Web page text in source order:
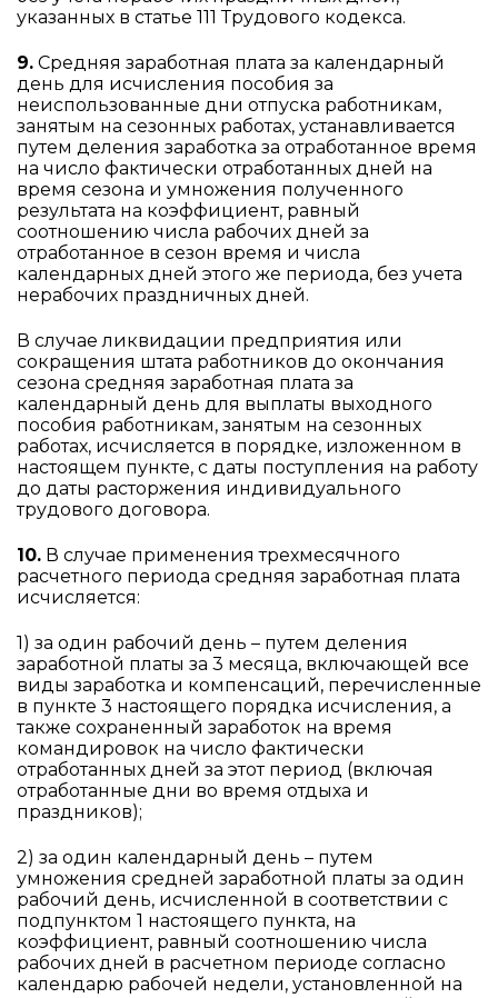
указанных в статье 111 Трудового кодекса.
9. Средняя заработная плата за календарный
день для исчисления пособия за
неиспользованные дни отпуска работникам,
занятым на сезонных работах, устанавливается
путем деления заработка за отработанное время
на число фактически отработанных дней на
время сезона и умножения полученного
результата на коэффициент, равный
соотношению числа рабочих дней за
отработанное в сезон время и числа
календарных дней этого же периода, без учета
нерабочих праздничных дней.
В случае ликвидации предприятия или
сокращения штата работников до окончания
сезона средняя заработная плата за
календарный день для выплаты выходного
пособия работникам, занятым на сезонных
работах, исчисляется в порядке, изложенном в
настоящем пункте, с даты поступления на работу
до даты расторжения индивидуального
трудового договора.
10. В случае применения трехмесячного
расчетного периода средняя заработная плата
исчисляется:
1) за один рабочий день – путем деления
заработной платы за 3 месяца, включающей все
виды заработка и компенсаций, перечисленные
в пункте 3 настоящего порядка исчисления, а
также сохраненный заработок на время
командировок на число фактически
отработанных дней за этот период (включая
отработанные дни во время отдыха и
праздников);
2) за один календарный день – путем
умножения средней заработной платы за один
рабочий день, исчисленной в соответствии с
подпунктом 1 настоящего пункта, на
коэффициент, равный соотношению числа
рабочих дней в расчетном периоде согласно
календарю рабочей недели, установленной на